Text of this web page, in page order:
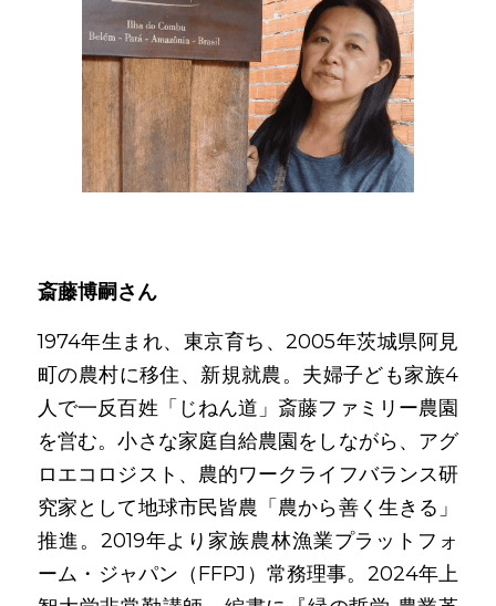
斎藤博嗣さん
1974年生まれ、東京育ち、2005年茨城県阿見
町の農村に移住、新規就農。夫婦子ども家族4
人で一反百姓「じねん道」斎藤ファミリー農園
を営む。小さな家庭自給農園をしながら、アグ
ロエコロジスト、農的ワークライフバランス研
究家として地球市民皆農「農から善く生きる」
推進。2019年より家族農林漁業プラットフォ
ーム・ジャパン（FFPJ）常務理事。2024年上